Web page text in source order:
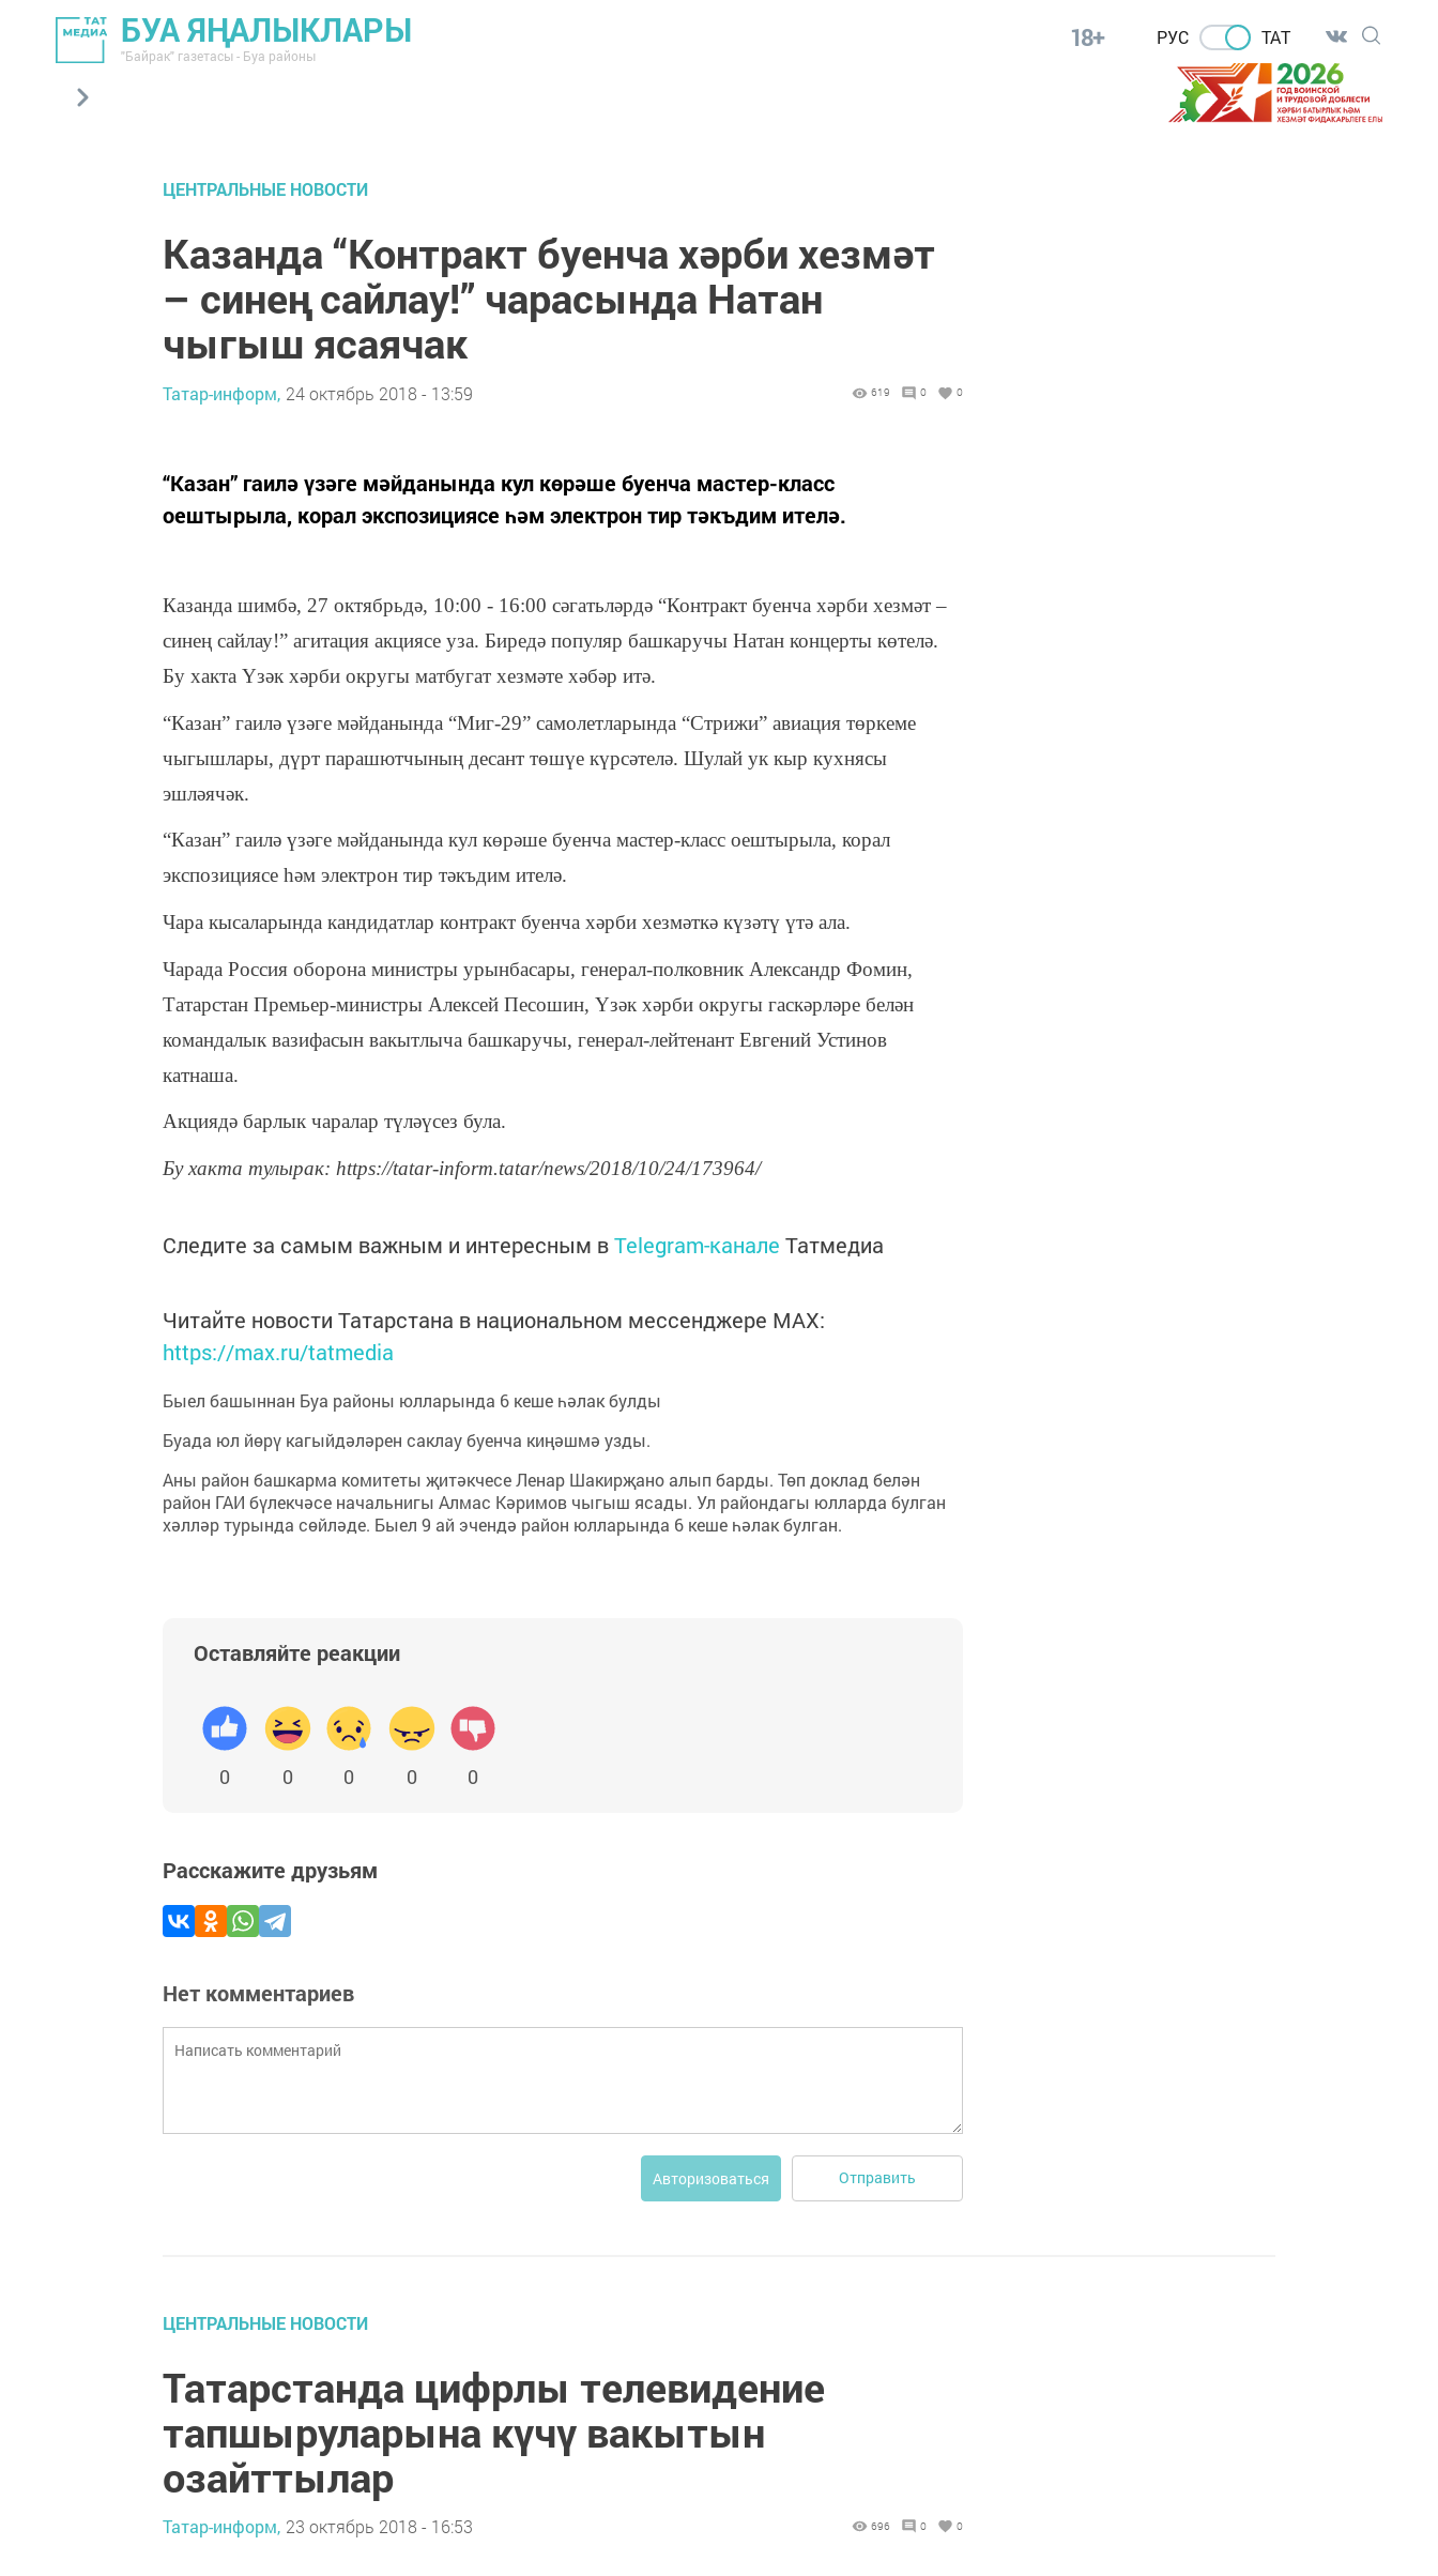
БУА ЯҢАЛЫКЛАРЫ
"Байрак" газетасы - Буа районы
18+ РУС ТАТ
ЦЕНТРАЛЬНЫЕ НОВОСТИ
Казанда “Контракт буенча хәрби хезмәт
– синең сайлау!” чарасында Натан
чыгыш ясаячак
Татар-информ, 24 октябрь 2018 - 13:59 619 0 0
“Казан” гаилә үзәге мәйданында кул көрәше буенча мастер-класс
оештырыла, корал экспозициясе һәм электрон тир тәкъдим ителә.
Казанда шимбә, 27 октябрьдә, 10:00 - 16:00 сәгатьләрдә “Контракт буенча хәрби хезмәт –
синең сайлау!” агитация акциясе уза. Биредә популяр башкаручы Натан концерты көтелә.
Бу хакта Үзәк хәрби округы матбугат хезмәте хәбәр итә.
“Казан” гаилә үзәге мәйданында “Миг-29” самолетларында “Стрижи” авиация төркеме
чыгышлары, дүрт парашютчының десант төшүе күрсәтелә. Шулай ук кыр кухнясы
эшләячәк.
“Казан” гаилә үзәге мәйданында кул көрәше буенча мастер-класс оештырыла, корал
экспозициясе һәм электрон тир тәкъдим ителә.
Чара кысаларында кандидатлар контракт буенча хәрби хезмәткә күзәтү үтә ала.
Чарада Россия оборона министры урынбасары, генерал-полковник Александр Фомин,
Татарстан Премьер-министры Алексей Песошин, Үзәк хәрби округы гаскәрләре белән
командалык вазифасын вакытлыча башкаручы, генерал-лейтенант Евгений Устинов
катнаша.
Акциядә барлык чаралар түләүсез була.
Бу хакта тулырак: https://tatar-inform.tatar/news/2018/10/24/173964/
Следите за самым важным и интересным вTelegram-канале Татмедиа
Читайте новости Татарстана в национальном мессенджере MАХ:
https://max.ru/tatmedia
Быел башыннан Буа районы юлларында 6 кеше һәлак булды
Буада юл йөрү кагыйдәләрен саклау буенча киңәшмә узды.
Аны район башкарма комитеты җитәкчесе Ленар Шакирҗано алып барды. Төп доклад белән
район ГАИ бүлекчәсе начальнигы Алмас Кәримов чыгыш ясады. Ул райондагы юлларда булган
хәлләр турында сөйләде. Быел 9 ай эчендә район юлларында 6 кеше һәлак булган.
Оставляйте реакции
0 0 0 0 0
Расскажите друзьям
Нет комментариев
Авторизоваться Отправить
ЦЕНТРАЛЬНЫЕ НОВОСТИ
Татарстанда цифрлы телевидение
тапшыруларына күчү вакытын
озайттылар
Татар-информ, 23 октябрь 2018 - 16:53 696 0 0